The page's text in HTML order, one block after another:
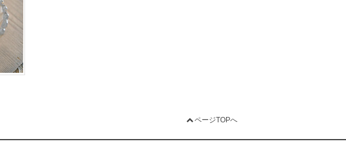
ページTOPへ